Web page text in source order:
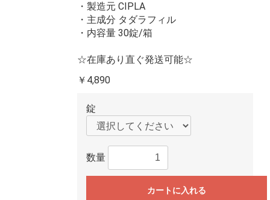
・製造元 CIPLA
・主成分 タダラフィル
・内容量 30錠/箱
☆在庫あり直ぐ発送可能☆
￥4,890
錠
数量
カートに入れる